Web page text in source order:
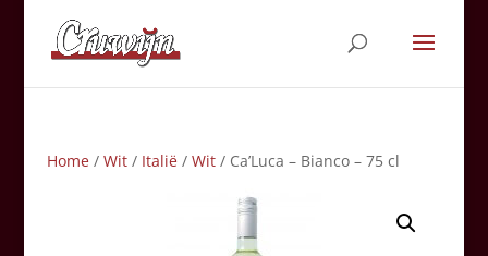
Home/ Wit/ Italië/ Wit/ Ca’Luca – Bianco – 75 cl